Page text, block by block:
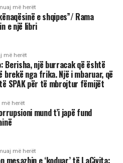
më herët
e shqipes”/ Rama
e një libri
më herët
Berisha, një burracak që është
brekë nga frika. Një i mbaruar, që
SPAK për të mbrojtur fëmijët
më herët
mund t’i japë fund
më herët